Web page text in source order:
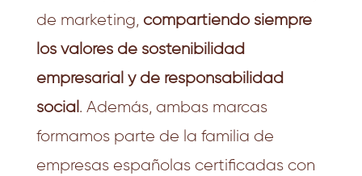
de marketing, compartiendo siempre
los valores de sostenibilidad
empresarial y de responsabilidad
social . Además, ambas marcas
formamos parte de la familia de
empresas españolas certificadas con